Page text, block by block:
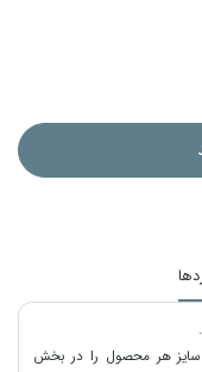
سایز هر محصول را در بخش